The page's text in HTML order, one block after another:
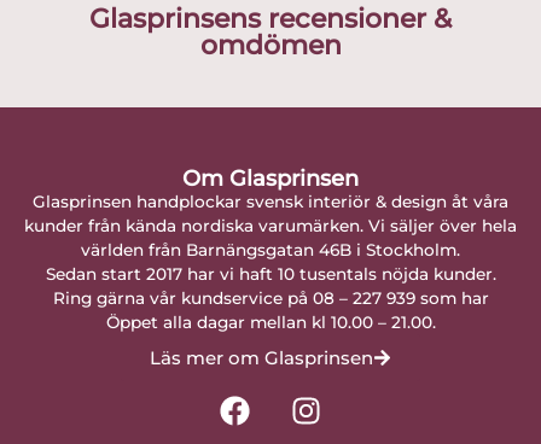
Glasprinsens recensioner &
omdömen
Om Glasprinsen
Glasprinsen handplockar svensk interiör & design åt våra
kunder från kända nordiska varumärken. Vi säljer över hela
världen från Barnängsgatan 46B i Stockholm.
Sedan start 2017 har vi haft 10 tusentals nöjda kunder.
Ring gärna vår kundservice på 08 – 227 939 som har
Öppet alla dagar mellan kl 10.00 – 21.00.
Läs mer om Glasprinsen
F
a
I
n